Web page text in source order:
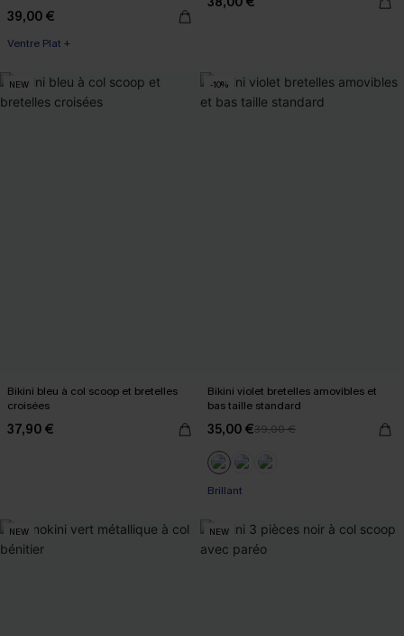
39,00 €
Ventre Plat +
NEW
Bikini bleu à col scoop et bretelles
croisées
37,90 €
-10%
Bikini violet bretelles amovibles et
bas taille standard
35,00 €39,00 €
Brillant
NEW NEW